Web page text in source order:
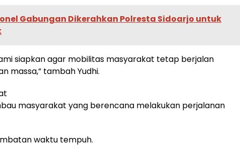
Gabungan Dikerahkan Polresta Sidoarjo untuk
siapkan agar mobilitas masyarakat tetap berjalan
massa,” tambah Yudhi.
masyarakat yang berencana melakukan perjalanan
waktu tempuh.